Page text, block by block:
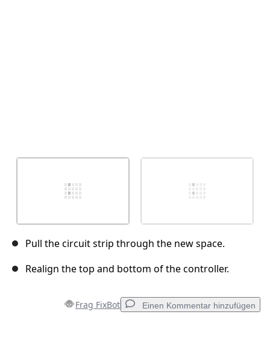
Pull the circuit strip through the new space.
Realign the top and bottom of the controller.
Frag FixBot Einen Kommentar hinzufügen